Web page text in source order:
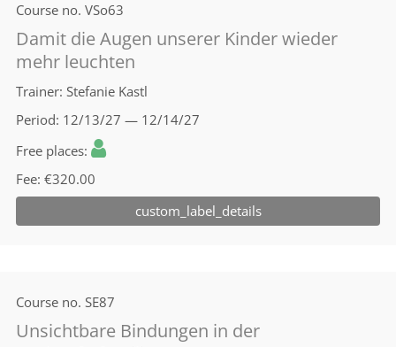
Course no. VSo63
Damit die Augen unserer Kinder wieder
mehr leuchten
Trainer Stefanie Kastl
Period 12/13/27 — 12/14/27
Free places
Fee €320.00
custom_label_details
Course no. SE87
Unsichtbare Bindungen in der